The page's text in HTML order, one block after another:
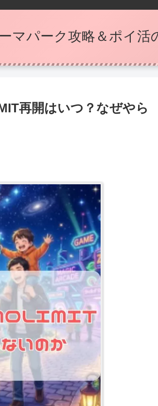
マパーク攻略＆ポイ活
再開はいつ？なぜやら